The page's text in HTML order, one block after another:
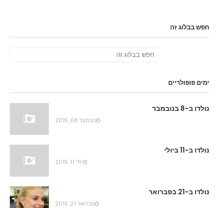
חפש בבלוג זה
ימים פופולריים
נולדו ב-8 בנובמבר
נובמבר 08, 2015
נולדו ב-11 ביולי
יולי 11, 2015
נולדו ב-21 בפברואר
פברואר 21, 2015